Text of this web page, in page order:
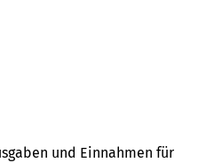
und Ein­nahmen für